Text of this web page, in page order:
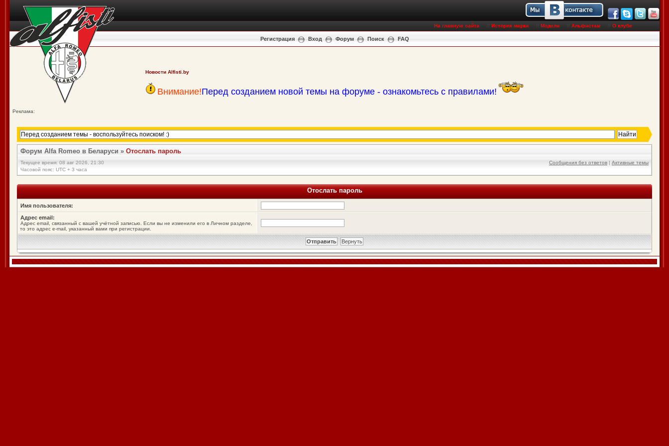
На главную сайта История марки Модели Альфистам О клубе
Регистрация Вход Форум Поиск FAQ
Новости Alfisti.by
Внимание!Перед созданием новой темы на форуме - ознакомьтесь с правилами!
Реклама:
Форум Alfa Romeo в Беларуси » Отослать пароль
Текущее время: 08 авг 2026, 21:30
Часовой пояс: UTC + 3 часа
Сообщения без ответов | Активные темы
Отослать пароль
Имя пользователя:
Адрес email:
Адрес email, связанный с вашей учётной записью. Если вы не изменили его в Личном разделе,
то это адрес e-mail, указанный вами при регистрации.